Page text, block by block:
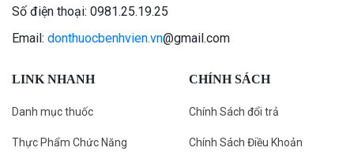
Số điện thoại: 0981.25.19.25
Email: donthuocbenhvien.vn@gmail.com
LINK NHANH
Danh mục thuốc
Thực Phẩm Chức Năng
CHÍNH SÁCH
Chính Sách đổi trả
Chính Sách Điều Khoản